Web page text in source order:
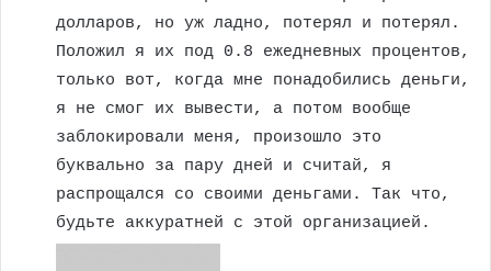
долларов, но уж ладно, потерял и потерял.
Положил я их под 0.8 ежедневных процентов,
только вот, когда мне понадобились деньги,
я не смог их вывести, а потом вообще
заблокировали меня, произошло это
буквально за пару дней и считай, я
распрощался со своими деньгами. Так что,
будьте аккуратней с этой организацией.